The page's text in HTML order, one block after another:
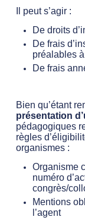
Il peut s’agir :
De droits
De frais
préalables
De frais
Bien qu’étant
présentation
pédagogiques
règles
organismes :
Organisme
numéro
congrès/
Mentions
l’agent